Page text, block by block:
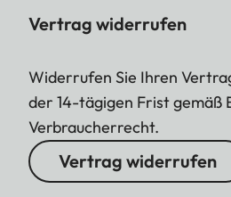
Vertrag widerrufen
Widerrufen Sie Ihren
der 14-tägigen Frist gemäß
Verbraucherrecht.
Vertrag widerrufen